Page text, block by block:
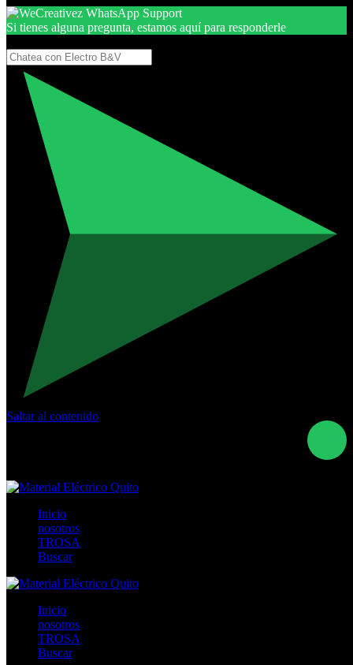
Si tienes alguna pregunta, estamos aquí para responderle
Saltar al contenido
Inicio
nosotros
TROSA
Buscar
Inicio
nosotros
TROSA
Buscar